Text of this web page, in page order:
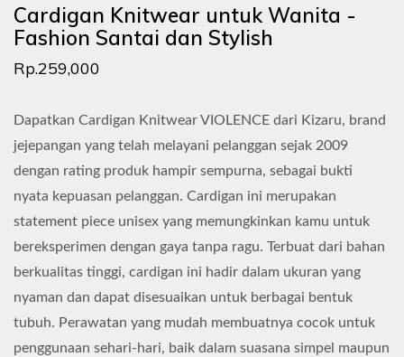
Cardigan Knitwear untuk Wanita -
Fashion Santai dan Stylish
Rp.259,000
Dapatkan Cardigan Knitwear VIOLENCE dari Kizaru, brand
jejepangan yang telah melayani pelanggan sejak 2009
dengan rating produk hampir sempurna, sebagai bukti
nyata kepuasan pelanggan. Cardigan ini merupakan
statement piece unisex yang memungkinkan kamu untuk
bereksperimen dengan gaya tanpa ragu. Terbuat dari bahan
berkualitas tinggi, cardigan ini hadir dalam ukuran yang
nyaman dan dapat disesuaikan untuk berbagai bentuk
tubuh. Perawatan yang mudah membuatnya cocok untuk
penggunaan sehari-hari, baik dalam suasana simpel maupun